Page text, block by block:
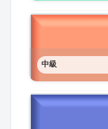
中級